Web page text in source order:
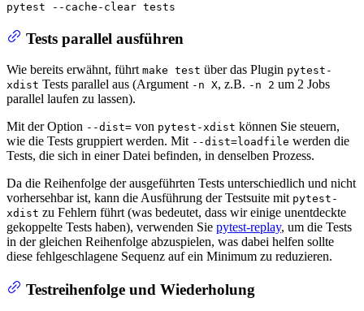
pytest --cache-clear tests
Tests parallel ausführen
Wie bereits erwähnt, führt make test über das Plugin pytest-
xdist Tests parallel aus (Argument -n X, z.B. -n 2 um 2 Jobs
parallel laufen zu lassen).
Mit der Option --dist= von pytest-xdist können Sie steuern,
wie die Tests gruppiert werden. Mit --dist=loadfile werden die
Tests, die sich in einer Datei befinden, in denselben Prozess.
Da die Reihenfolge der ausgeführten Tests unterschiedlich und nicht
vorhersehbar ist, kann die Ausführung der Testsuite mit pytest-
xdist zu Fehlern führt (was bedeutet, dass wir einige unentdeckte
gekoppelte Tests haben), verwenden Sie pytest-replay, um die Tests
in der gleichen Reihenfolge abzuspielen, was dabei helfen sollte
diese fehlgeschlagene Sequenz auf ein Minimum zu reduzieren.
Testreihenfolge und Wiederholung